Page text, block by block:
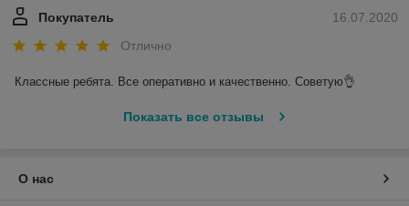
16.07.2020
Покупатель
Отлично
Классные ребята. Все оперативно и качественно. Советую👌
Показать все отзывы
О нас